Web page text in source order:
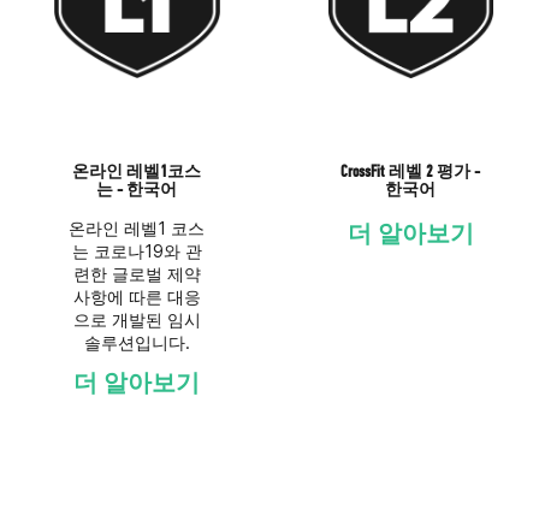
온라인 레벨1코스
는 - 한국어
온라인 레벨1 코스
는 코로나19와 관
련한 글로벌 제약
사항에 따른 대응
으로 개발된 임시
솔루션입니다.
더 알아보기
CrossFit 레벨 2 평가 -
한국어
더 알아보기